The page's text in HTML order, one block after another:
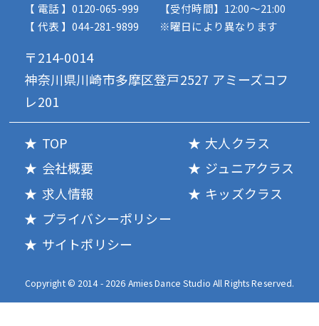
【 電話 】0120-065-999
【 代表 】044-281-9899
【受付時間】12:00〜21:00
※曜日により異なります
〒214-0014
神奈川県川崎市多摩区登戸2527 アミーズコフ
レ201
TOP
会社概要
求人情報
大人クラス
ジュニアクラス
キッズクラス
プライバシーポリシー
サイトポリシー
Copyright © 2014 - 2026 Amies Dance Studio All Rights Reserved.